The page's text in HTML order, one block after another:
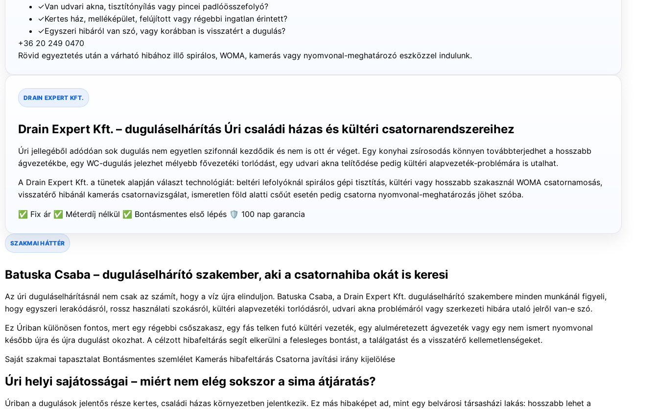
✓Van udvari akna, tisztítónyílás vagy pincei padlóösszefolyó?
✓Kertes ház, melléképület, felújított vagy régebbi ingatlan érintett?
✓Egyszeri hibáról van szó, vagy korábban is visszatért a dugulás?
+36 20 249 0470
Rövid egyeztetés után a várható hibához illő spirálos, WOMA, kamerás vagy nyomvonal-meghatározó eszközzel indulunk.
DRAIN EXPERT KFT.
Drain Expert Kft. – duguláselhárítás Úri családi házas és kültéri csatornarendszereihez
Úri jellegéből adódóan sok dugulás nem egyetlen szifonnál kezdődik és nem is ott ér véget. Egy konyhai zsírosodás könnyen továbbterjedhet a hosszabb
ágvezetékbe, egy WC-dugulás jelezhet mélyebb fővezetéki torlódást, egy udvari akna telítődése pedig kültéri alapvezeték-problémára is utalhat.
A Drain Expert Kft. a tünetek alapján választ technológiát: beltéri lefolyóknál spirálos gépi tisztítás, kültéri vagy hosszabb szakasznál WOMA csatornamosás,
visszatérő hibánál kamerás csatornavizsgálat, ismeretlen föld alatti csőút esetén pedig csatorna nyomvonal-meghatározás jöhet szóba.
✅ Fix ár ✅ Méterdíj nélkül ✅ Bontásmentes első lépés 🛡️ 100 nap garancia
SZAKMAI HÁTTÉR
Batuska Csaba – duguláselhárító szakember, aki a csatornahiba okát is keresi
Az úri duguláselhárításnál nem csak az számít, hogy a víz újra elinduljon. Batuska Csaba, a Drain Expert Kft. duguláselhárító szakembere minden munkánál figyeli,
hogy egyszeri lerakódásról, rossz használati szokásról, kültéri alapvezetéki torlódásról, udvari akna problémáról vagy szerkezeti hibára utaló jelről van-e szó.
Ez Úriban különösen fontos, mert egy régebbi csőszakasz, egy fás telken futó kültéri vezeték, egy alulméretezett ágvezeték vagy egy nem ismert nyomvonal
később újra és újra dugulást okozhat. A célzott hibafeltárás segít elkerülni a felesleges bontást, a találgatást és a visszatérő kellemetlenségeket.
Saját szakmai tapasztalat Bontásmentes szemlélet Kamerás hibafeltárás Csatorna javítási irány kijelölése
Úri helyi sajátosságai – miért nem elég sokszor a sima átjáratás?
Úriban a dugulások jelentős része kertes, családi házas környezetben jelentkezik. Ez más hibaképet ad, mint egy belvárosi társasházi lakás: hosszabb lehet a